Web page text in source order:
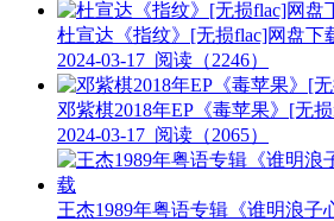
杜宣达《指纹》[无损flac]网盘下
2024-03-17 阅读（2246）
邓紫棋2018年EP《毒苹果》[无
2024-03-17 阅读（2065）
王杰1989年粤语专辑《谁明浪子